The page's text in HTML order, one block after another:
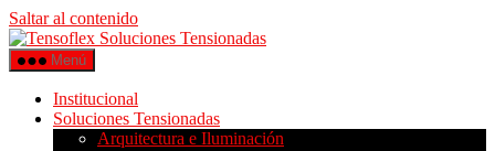
Saltar al contenido
Menú
Institucional
Soluciones Tensionadas
Arquitectura e Iluminación